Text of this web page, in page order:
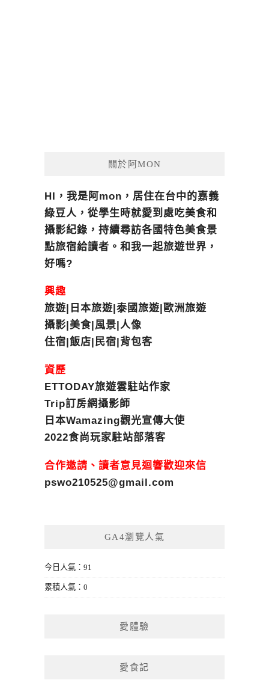
關於阿MON
HI，我是阿mon，居住在台中的嘉義
綠豆人，從學生時就愛到處吃美食和
攝影紀錄，持續尋訪各國特色美食景
點旅宿給讀者。和我一起旅遊世界，
好嗎?
興趣
旅遊|日本旅遊|泰國旅遊|歐洲旅遊
攝影|美食|風景|人像
住宿|飯店|民宿|背包客
資歷
ETTODAY旅遊雲駐站作家
Trip訂房網攝影師
日本Wamazing觀光宣傳大使
2022食尚玩家駐站部落客
合作邀請、讀者意見迴響歡迎來信
pswo210525@gmail.com
GA4瀏覽人氣
今日人氣：91
累積人氣：0
愛體驗
愛食記